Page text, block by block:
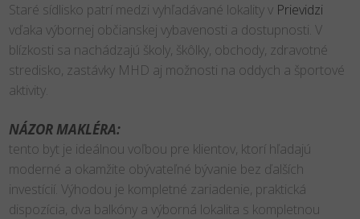
Staré sídlisko patrí medzi vyhľadávané lokality v Prievidzi
vďaka výbornej občianskej vybavenosti a dostupnosti. V
blízkosti sa nachádzajú školy, škôlky, obchody, zdravotné
stredisko, zastávky MHD aj možnosti na oddych a športové
aktivity.
NÁZOR MAKLÉRA:
tento byt je ideálnou voľbou pre klientov, ktorí hľadajú
moderné a okamžite obývateľné bývanie bez ďalších
investícií. Výhodou je kompletné zariadenie, praktická
dispozícia, dva balkóny a výborná lokalita s kompletnou